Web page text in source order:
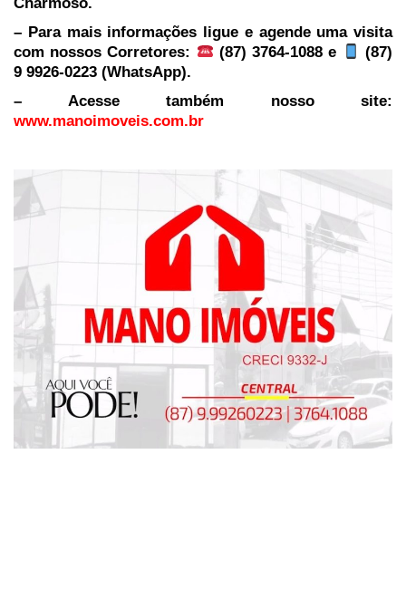
– Para mais informações ligue e agende uma visita
com nossos Corretores:
(87) 3764-1088 e
(87)
9 9926-0223 (WhatsApp).
– Acesse também nosso site:
www.manoimoveis.com.br